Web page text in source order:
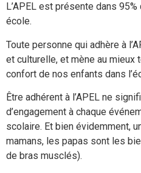
L’APEL est présente dans
école.
Toute personne qui adhère à
et culturelle, et mène au mieux
confort de nos enfants dans
Être adhérent à l’APEL ne
d’engagement à chaque
scolaire. Et bien évidemment,
mamans, les papas sont les
de bras musclés).